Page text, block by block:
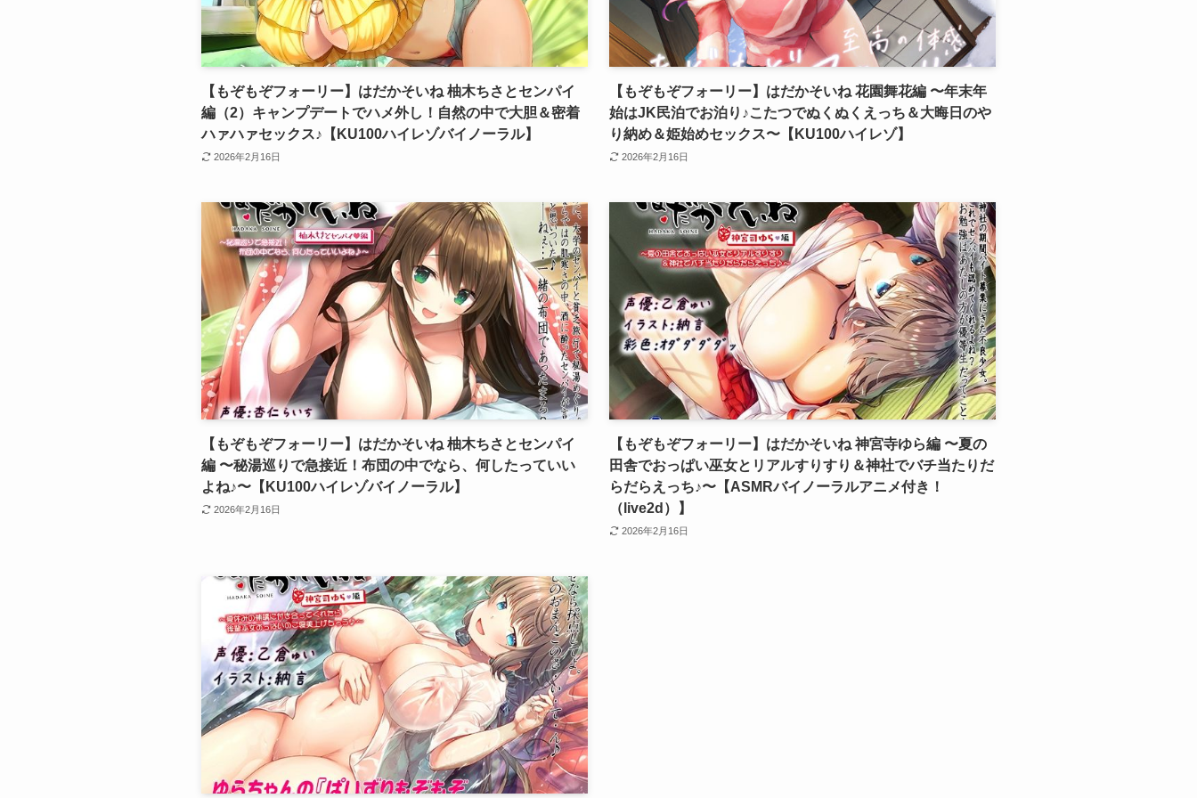
【もぞもぞフォーリー】はだかそいね 柚木ちさとセンパイ
編（2）キャンプデートでハメ外し！自然の中で大胆＆密着
ハァハァセックス♪【KU100ハイレゾバイノーラル】
2026年2月16日
【もぞもぞフォーリー】はだかそいね 花園舞花編 〜年末年
始はJK民泊でお泊り♪こたつでぬくぬくえっち＆大晦日のや
り納め＆姫始めセックス〜【KU100ハイレゾ】
2026年2月16日
【もぞもぞフォーリー】はだかそいね 柚木ちさとセンパイ
編 〜秘湯巡りで急接近！布団の中でなら、何したっていい
よね♪〜【KU100ハイレゾバイノーラル】
2026年2月16日
【もぞもぞフォーリー】はだかそいね 神宮寺ゆら編 〜夏の
田舎でおっぱい巫女とリアルすりすり＆神社でバチ当たりだ
らだらえっち♪〜【ASMRバイノーラルアニメ付き！
（live2d）】
2026年2月16日